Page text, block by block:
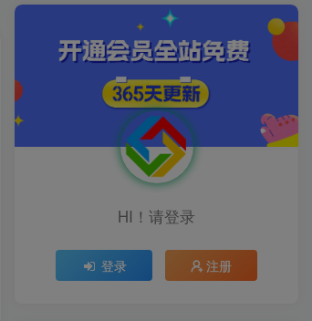
HI！请登录
登录 注册